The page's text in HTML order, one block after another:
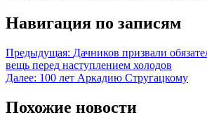
Навигация по записям
Предыдущая: Дачников призвали
вещь перед наступлением холодов
Далее: 100 лет Аркадию Стругацкому
Похожие новости